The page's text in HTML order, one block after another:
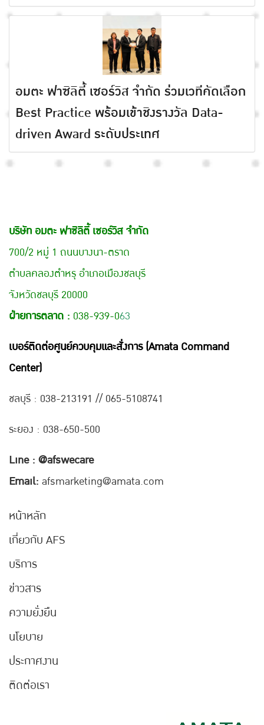
อมตะ ฟาซิลิตี้ เซอร์วิส จำกัด ร่วมเวทีคัดเลือก
Best Practice พร้อมเข้าชิงรางวัล Data-
driven Award ระดับประเทศ
บริษัท อมตะ ฟาซิลิตี้ เซอร์วิส จำกัด
700/2 หมู่ 1 ถนนบางนา-ตราด
ตำบลคลองตำหรุ อำเภอเมืองชลบุรี
จังหวัดชลบุรี 20000
ฝ่ายการตลาด : 038-939-063
เบอร์ติดต่อศูนย์ควบคุมและสั่งการ (Amata Command
Center)
ชลบุรี : 038-213191 // 065-5108741
ระยอง : 038-650-500
Line : @afswecare
Email: afsmarketing@amata.com
หน้าหลัก
เกี่ยวกับ AFS
บริการ
ข่าวสาร
ความยั่งยืน
นโยบาย
ประกาศงาน
ติดต่อเรา